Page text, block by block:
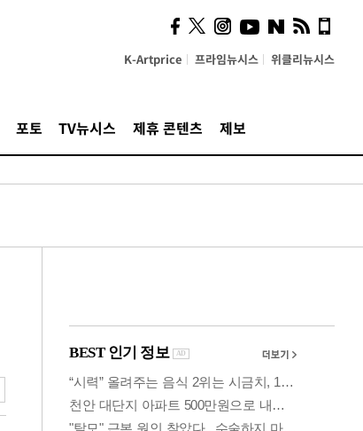
K-Artprice 프라임뉴시스 위클리뉴시스
포토 TV뉴시스 제휴 콘텐츠 제보
시, 스마트폰 액세서리에
NFC 더했다